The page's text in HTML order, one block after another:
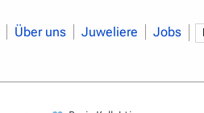
Über uns Juweliere Jobs